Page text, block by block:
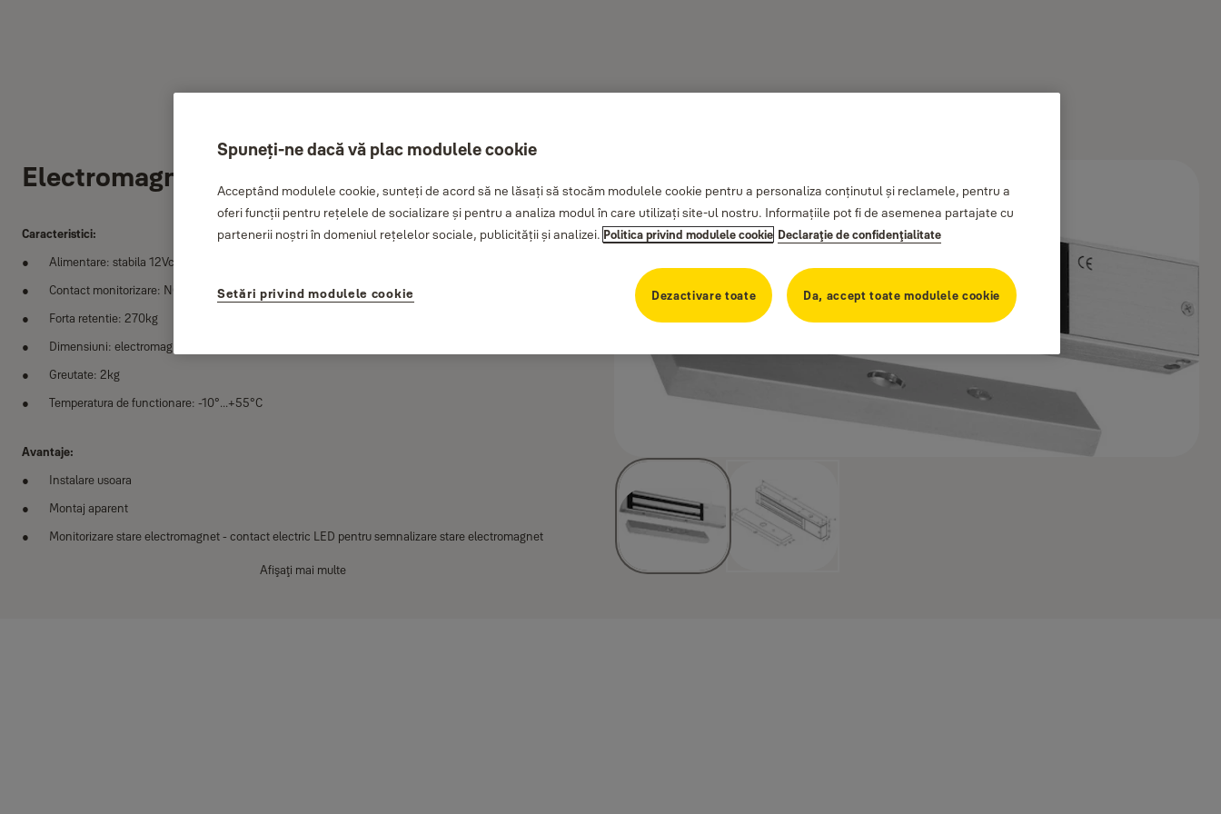
Electromagnet 270kg
Caracteristici:
Alimentare: stabila 12Vcc/480mA sau 24Vcc/240mA
Contact monitorizare: NO/NC Max 1A/24Vcc
Forta retentie: 270kg
Dimensiuni: electromagnet 250x42x26mm; placa armatura: 185x38x11mm
Greutate: 2kg
Temperatura de functionare: -10°...+55°C
Avantaje:
Instalare usoara
Montaj aparent
Monitorizare stare electromagnet - contact electric LED pentru semnalizare stare electromagnet
Afişaţi mai multe
Spuneți-ne dacă vă plac modulele cookie
Acceptând modulele cookie, sunteți de acord să ne lăsați să stocăm modulele cookie pentru a personaliza conținutul și reclamele, pentru a
oferi funcții pentru rețelele de socializare și pentru a analiza modul în care utilizați site-ul nostru. Informațiile pot fi de asemenea partajate cu
partenerii noștri în domeniul rețelelor sociale, publicității și analizei. Politica privind modulele cookie Declaraţie de confidenţialitate
Dezactivare toate Da, accept toate modulele cookie
Setări privind modulele cookie